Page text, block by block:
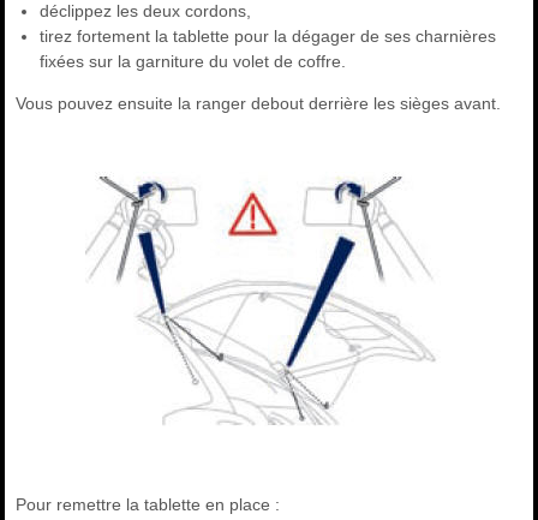
déclippez les deux cordons,
tirez fortement la tablette pour la dégager de ses charnières
fixées sur la garniture du volet de coffre.
Vous pouvez ensuite la ranger debout derrière les sièges avant.
Pour remettre la tablette en place :